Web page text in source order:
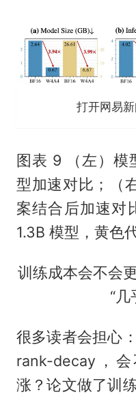
打开网易
图表 9 （左）模
型加速对比；（
案结合后加速对
1.3B 模型，黄色
训练成本会不会
“几
很多读者会担心
rank-decay，
涨？论文做了训